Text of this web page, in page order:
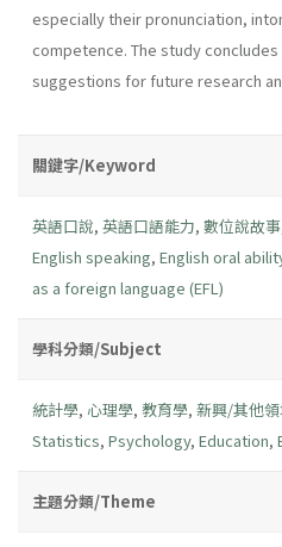
especially their pronunciation,
competence. The study
suggestions for future research
關鍵字/Keyword
英語口說, 英語口語能力, 數位說故事
English speaking, English oral
as a foreign language (EFL)
學科分類/Subject
統計學, 心理學, 教育學, 新興/其他
Statistics, Psychology, Education,
主題分類/Theme